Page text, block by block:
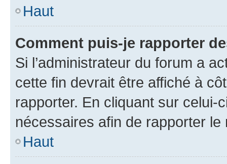
Haut
Comment puis-je rapporter
Si l’administrateur du forum a
cette fin devrait être affiché à
rapporter. En cliquant sur
nécessaires afin de rapporter le
Haut